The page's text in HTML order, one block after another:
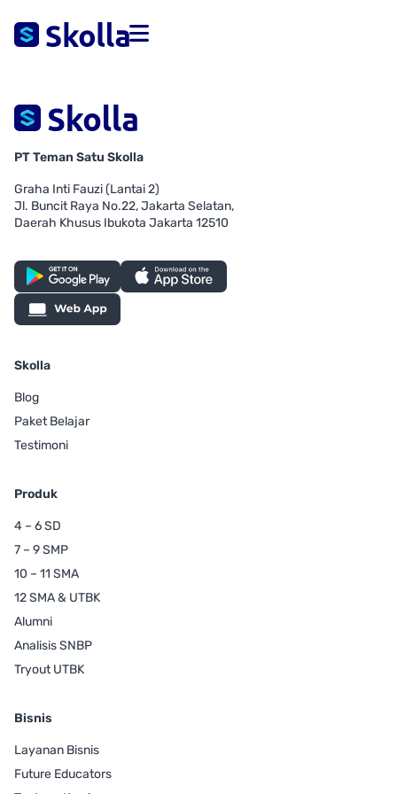
PT Teman Satu Skolla
Graha Inti Fauzi (Lantai 2)
Jl. Buncit Raya No.22, Jakarta Selatan,
Daerah Khusus Ibukota Jakarta 12510
Skolla
Blog
Paket Belajar
Testimoni
Produk
4 – 6 SD
7 – 9 SMP
10 – 11 SMA
12 SMA & UTBK
Alumni
Analisis SNBP
Tryout UTBK
Bisnis
Layanan Bisnis
Future Educators